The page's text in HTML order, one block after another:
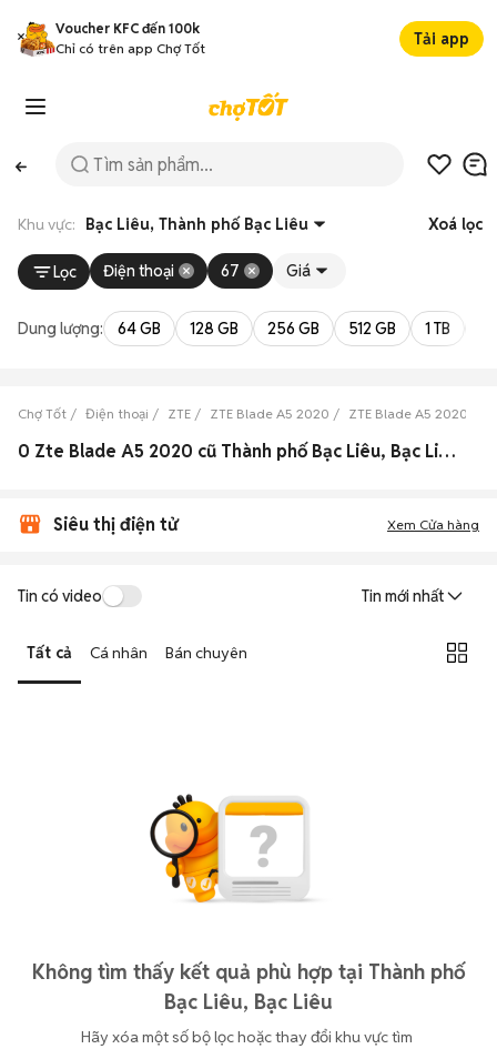
Voucher KFC đến 100k
Chỉ có trên app Chợ Tốt
Tải app
Khu vực: Bạc Liêu, Thành phố Bạc Liêu Xoá lọc
Lọc Điện thoại 67 Giá
Dung lượng: 64 GB 128 GB 256 GB 512 GB 1 TB
Chợ Tốt Điện thoại ZTE ZTE Blade A5 2020 ZTE Blade A5 2020 Bạc
0 Zte Blade A5 2020 cũ Thành phố Bạc Liêu, Bạc Liêu đẹp
Siêu thị điện tử Xem Cửa hàng
Tin có video Tin mới nhất
Tất cả Cá nhân Bán chuyên
Không tìm thấy kết quả phù hợp tại Thành phố
Bạc Liêu, Bạc Liêu
Hãy xóa một số bộ lọc hoặc thay đổi khu vực tìm